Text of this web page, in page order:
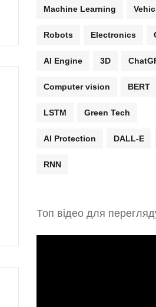
Machine Learning
Robots Electronics
AI Engine 3D
Computer vision BERT
LSTM Green Tech
AI Protection DALL-E
RNN
Топ відео для